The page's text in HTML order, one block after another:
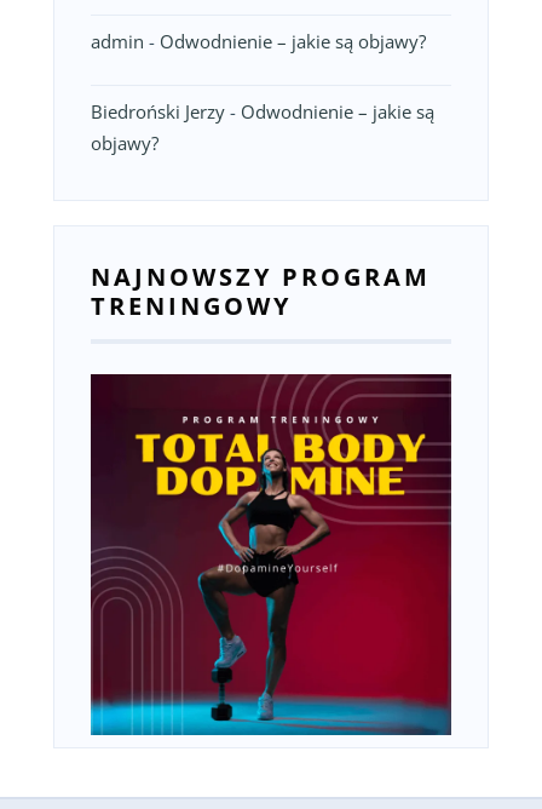
admin - Odwodnienie – jakie są objawy?
Biedroński Jerzy - Odwodnienie – jakie są
objawy?
NAJNOWSZY PROGRAM
TRENINGOWY